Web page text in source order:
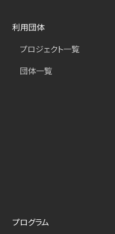
利用団体
プロジェクト一覧
団体一覧
プログラム